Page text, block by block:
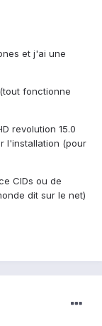
et j'ai une
fonctionne
revolution 15.0
l'installation (pour
CIDs ou de
dit sur le net)